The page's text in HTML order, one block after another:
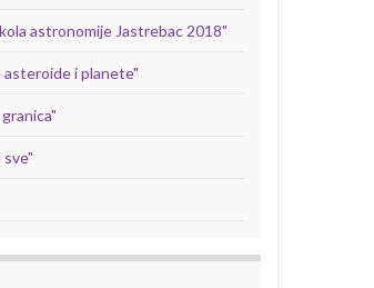
astronomije Jastrebac 2018"
asteroide i planete"
sve"